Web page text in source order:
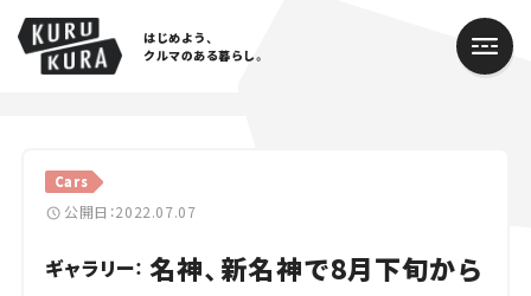
はじめよう、
クルマのある暮らし。
Cars
公開日：2022.07.07
ギャラリー： 名神、新名神で8月下旬から
Cars
Lifestyle